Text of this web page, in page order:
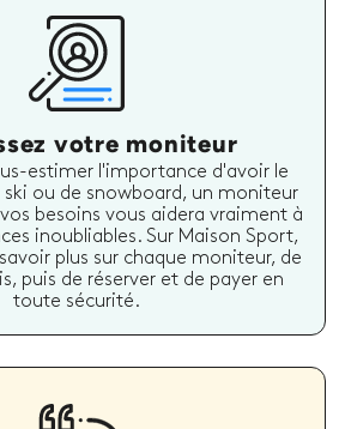
votre moniteur
estimer l'importance d'avoir le
ou de snowboard, un moniteur
besoins vous aidera vraiment à
inoubliables. Sur Maison Sport,
plus sur chaque moniteur, de
puis de réserver et de payer en
toute sécurité.